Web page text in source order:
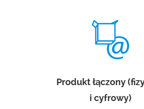
Produkt łączony
i cyfrowy)